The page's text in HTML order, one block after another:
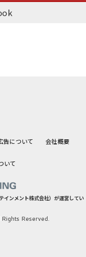
告について 会社概要
いて
インメント株式会社）が運営してい
Reserved.